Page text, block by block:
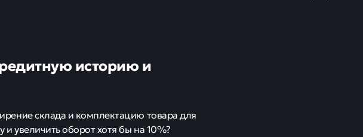
историю и
склада и комплектацию товара для
увеличить оборот хотя бы на 10%?